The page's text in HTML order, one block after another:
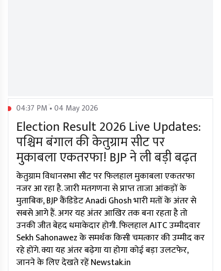
04:37 PM • 04 May 2026
Election Result 2026 Live Updates:
पश्चिम बंगाल की केतुग्राम सीट पर
मुकाबला एकतरफा! BJP ने ली बड़ी बढ़त
केतुग्राम विधानसभा सीट पर फिलहाल मुकाबला एकतरफा
नजर आ रहा है. जारी मतगणना से प्राप्त ताजा आंकड़ों के
मुताबिक, BJP कैंडिडेट Anadi Ghosh भारी मतों के अंतर से
सबसे आगे हैं. अगर यह अंतर आखिर तक बना रहता है तो
उनकी जीत बेहद धमाकेदार होगी. फिलहाल AITC उम्मीदवार
Sekh Sahonawez के समर्थक किसी चमत्कार की उम्मीद कर
रहे होंगे. क्या यह अंतर बढ़ेगा या होगा कोई बड़ा उलटफेर,
जानने के लिए देखते रहें Newstak.in